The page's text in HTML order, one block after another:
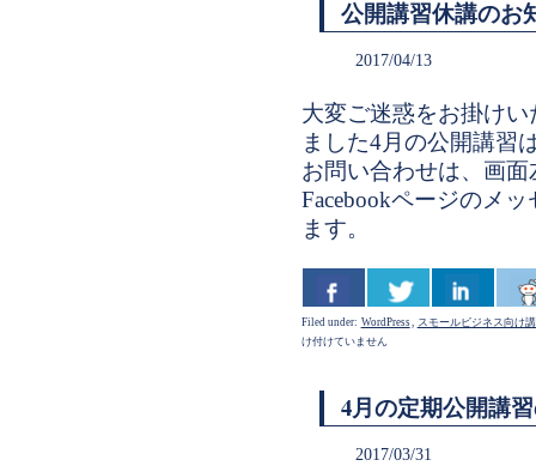
公開講習休講のお
2017/04/13
大変ご迷惑をお掛け
ました4月の公開講習
お問い合わせは、画
Facebookページのメ
ます。
Filed under: WordPress, スモールビジネス向け
け付けていません
4月の定期公開講
2017/03/31